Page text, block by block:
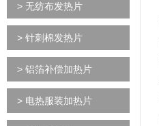
> 无纺布发热片
> 针刺棉发热片
> 铝箔补偿加热片
> 电热服装加热片